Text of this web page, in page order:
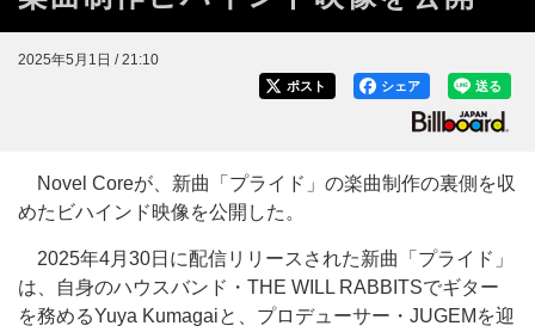
2025年5月1日 / 21:10
送る
シェア
ポスト
Novel Coreが、新曲「プライド」の楽曲制作の裏側を収
めたビハインド映像を公開した。
2025年4月30日に配信リリースされた新曲「プライド」
は、自身のハウスバンド・THE WILL RABBITSでギター
を務めるYuya Kumagaiと、プロデューサー・JUGEMを迎